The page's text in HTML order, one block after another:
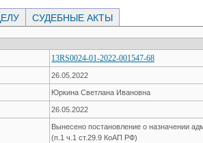
СУДЕБНЫЕ АКТЫ
13RS0024-01-2022-001547-68
26.05.2022
Юркина Светлана Ивановна
26.05.2022
Вынесено постановление о назначении
(п.1 ч.1 ст.29.9 КоАП РФ)